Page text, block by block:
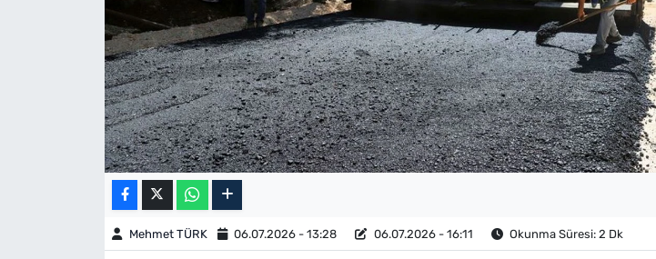
Mehmet TÜRK 06.07.2026 - 13:28 06.07.2026 - 16:11 Okunma Süresi: 2 Dk